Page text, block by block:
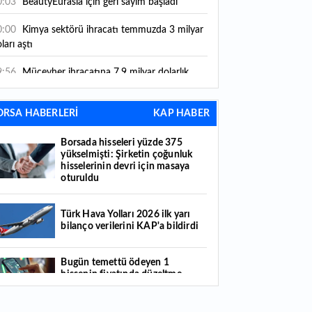
BeautyEurasia için geri sayım başladı
aştı
Güç elektroniğinde küresel oyun kurucu
ABD'den 125 milyar dolarlık tahvil ihracı:
takvimi açıklandı
turist ilçeye geldi
Fatih'te tarihin izleri korunuyor: Osmanlı
HABERLERİ KAP HABER
Borsada hisseleri yüzde 375
yükselmişti: Şirketin çoğunluk
hisselerinin devri için masaya
oturuldu
Türk Hava Yolları 2026 ilk yarı
bilanço verilerini KAP'a bildirdi
Bugün temettü ödeyen 1
hissenin fiyatında düzeltme
yapıldı